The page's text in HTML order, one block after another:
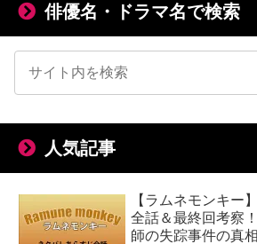
俳優名・ドラマ名で検索
人気記事
【ラムネモンキー
全話＆最終回考察
師の失踪事件の真